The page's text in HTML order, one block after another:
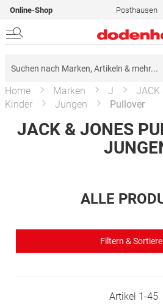
Online-Shop Posthausen
Home Marken J
JACK
Kinder
Jungen Pullover
JACK & JONES
ALLE
Filtern &
Artikel 1-45